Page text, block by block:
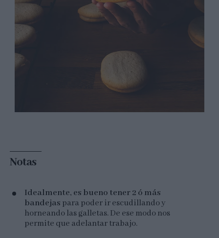
Notas
Idealmente, es bueno tener 2 ó más
bandejas para poder ir escudillando y
horneando las galletas. De ese modo nos
permite que adelantar trabajo.